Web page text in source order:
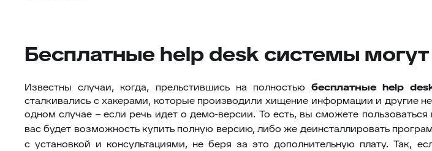
Бесплатные help desk системы
Известны случаи, когда, прельстившись на полностьюбесплатныеhelp
сталкивались с хакерами, которые производили хищение информации и другие
одном случае – если речь идет о демо-версии. То есть, вы сможете
вас будет возможность купить полную версию, либо же деинсталлировать
с установкой и консультациями, не беря за это дополнительную плату. Так,